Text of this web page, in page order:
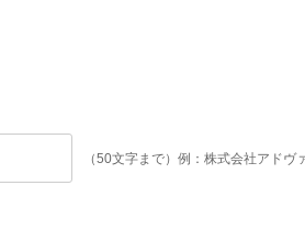
（50文字まで）例：株式会社アドヴ